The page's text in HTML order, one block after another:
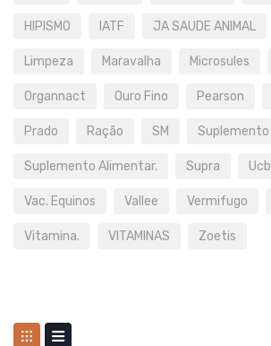
HIPISMO IATF JA SAUDE ANIMAL
Limpeza Maravalha Microsules
Organnact Ouro Fino Pearson
Prado Ração SM Suplemento
Suplemento Alimentar. Supra Ucb
Vac. Equinos Vallee Vermifugo
Vitamina. VITAMINAS Zoetis